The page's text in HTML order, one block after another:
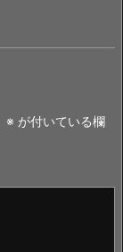
※ が付いている欄